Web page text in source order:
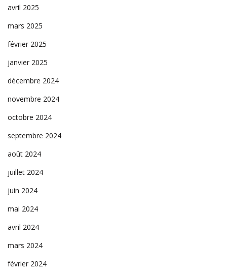
avril 2025
mars 2025
février 2025
janvier 2025
décembre 2024
novembre 2024
octobre 2024
septembre 2024
août 2024
juillet 2024
juin 2024
mai 2024
avril 2024
mars 2024
février 2024